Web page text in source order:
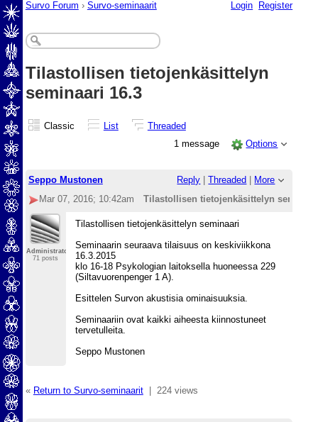
Survo Forum › Survo-seminaarit Login Register
Tilastollisen tietojenkäsittelyn
seminaari 16.3
Classic List
Threaded
1 message
Options
Seppo Mustonen Reply |Threaded | More
Mar 07, 2016; 10:42am
Tilastollisen tietojenkäsittelyn
Administrator
71 posts
Tilastollisen tietojenkäsittelyn seminaari
Seminaarin seuraava tilaisuus on keskiviikkona
16.3.2015
klo 16-18 Psykologian laitoksella huoneessa 229
(Siltavuorenpenger 1 A).
Esittelen Survon akustisia ominaisuuksia.
Seminaariin ovat kaikki aiheesta kiinnostuneet
tervetulleita.
Seppo Mustonen
« Return to Survo-seminaarit| 224 views